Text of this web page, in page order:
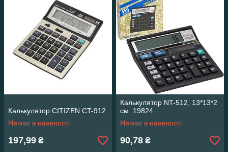
Калькулятор CITIZEN CT-912
Немає в наявності
197,99 ₴
Калькулятор NT-512, 13*13*2
см. 19824
Немає в наявності
90,78 ₴